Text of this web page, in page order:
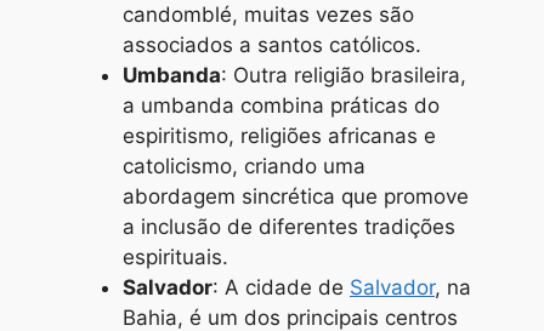
candomblé, muitas vezes são
associados a santos católicos.
Umbanda: Outra religião brasileira,
a umbanda combina práticas do
espiritismo, religiões africanas e
catolicismo, criando uma
abordagem sincrética que promove
a inclusão de diferentes tradições
espirituais.
Salvador: A cidade de Salvador, na
Bahia, é um dos principais centros